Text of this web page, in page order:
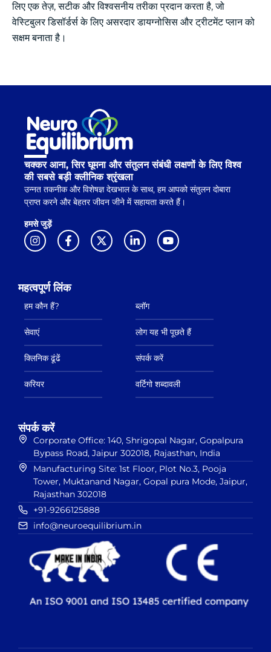
लिए एक तेज़, सटीक और विश्वसनीय तरीका प्रदान करता है, जो
वेस्टिबुलर डिसॉर्डर्स के लिए असरदार डायग्नोसिस और ट्रीटमेंट प्लान को
सक्षम बनाता है।
चक्कर आना, सिर घूमना और संतुलन संबंधी लक्षणों के लिए विश्व
की सबसे बड़ी क्लीनिक श्रृंखला
उन्नत तकनीक और विशेषज्ञ देखभाल के साथ, हम आपको संतुलन दोबारा
प्राप्त करने और बेहतर जीवन जीने में सहायता करते हैं।
हमसे जुड़ें
महत्वपूर्ण लिंक
हम कौन हैं?
सेवाएं
क्लिनिक ढूंढें
करियर
ब्लॉग
लोग यह भी पूछते हैं
संपर्क करें
वर्टिगो शब्दावली
संपर्क करें
Corporate Office: 140, Shrigopal Nagar, Gopalpura
Bypass Road, Jaipur 302018, Rajasthan, India
Manufacturing Site: 1st Floor, Plot No.3, Pooja
Tower, Muktanand Nagar, Gopal pura Mode, Jaipur,
Rajasthan 302018
+91-9266125888
info@neuroequilibrium.in